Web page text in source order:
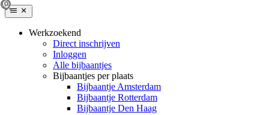
Werkzoekend
Direct inschrijven
Inloggen
Alle bijbaantjes
Bijbaantjes per plaats
Bijbaantje Amsterdam
Bijbaantje Rotterdam
Bijbaantje Den Haag